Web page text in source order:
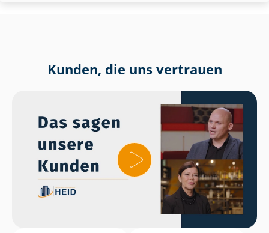
Kunden, die uns vertrauen